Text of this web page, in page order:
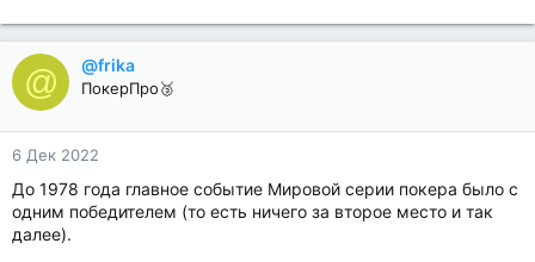
@ @frika
ПокерПро🥉
6 Дек 2022
До 1978 года главное событие Мировой серии покера было с
одним победителем (то есть ничего за второе место и так
далее).